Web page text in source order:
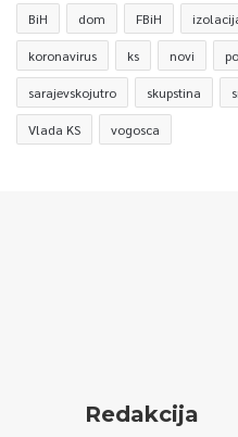
BiH dom FBiH
koronavirus ks novi
sarajevskojutro skupstina
Vlada KS vogosca
Redakcija